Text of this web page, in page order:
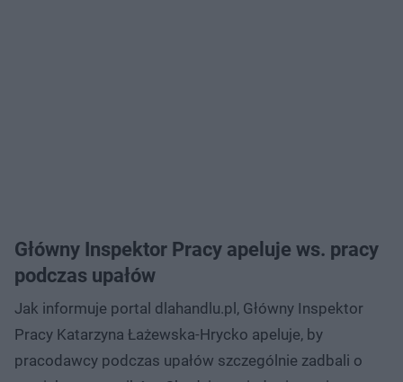
Główny Inspektor Pracy apeluje ws. pracy
podczas upałów
Jak informuje portal dlahandlu.pl, Główny Inspektor
Pracy Katarzyna Łażewska-Hrycko apeluje, by
pracodawcy podczas upałów szczególnie zadbali o